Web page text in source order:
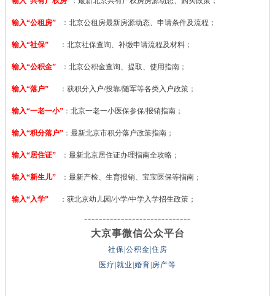
输入“公租房” ：北京公租房最新房源动态、申请条件及流程；
输入“社保” ：北京社保查询、补缴申请流程及材料；
输入“公积金” ：北京公积金查询、提取、使用指南；
输入“落户” ：获积分入户/投靠/随军等各类入户政策；
输入“一老一小” ：北京一老一小医保参保/报销指南；
输入“积分落户” ：最新北京市积分落户政策指南；
输入“居住证” ：最新北京居住证办理指南全攻略；
输入“新生儿” ：最新产检、生育报销、宝宝医保等指南；
输入“入学” ：获北京幼儿园/小学/中学入学招生政策；
-----------------------------
大京事微信公众平台
社保|公积金|住房
医疗|就业|婚育|房产等